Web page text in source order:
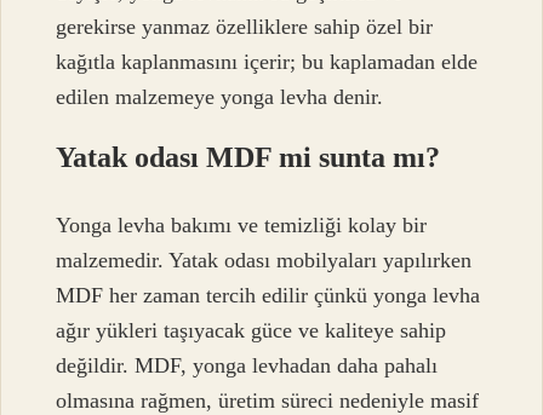
gerekirse yanmaz özelliklere sahip özel bir
kağıtla kaplanmasını içerir; bu kaplamadan elde
edilen malzemeye yonga levha denir.
Yatak odası MDF mi sunta mı?
Yonga levha bakımı ve temizliği kolay bir
malzemedir. Yatak odası mobilyaları yapılırken
MDF her zaman tercih edilir çünkü yonga levha
ağır yükleri taşıyacak güce ve kaliteye sahip
değildir. MDF, yonga levhadan daha pahalı
olmasına rağmen, üretim süreci nedeniyle masif